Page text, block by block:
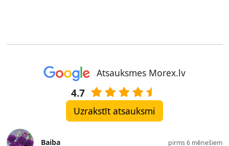
Atsauksmes Morex.lv
4.7
Uzrakstīt atsauksmi
Baiba pirms 6 mēnešiem